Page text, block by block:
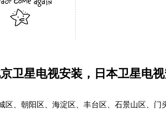
卫星电视安装，日本卫星电
区、朝阳区、海淀区、丰台区、石景山区、